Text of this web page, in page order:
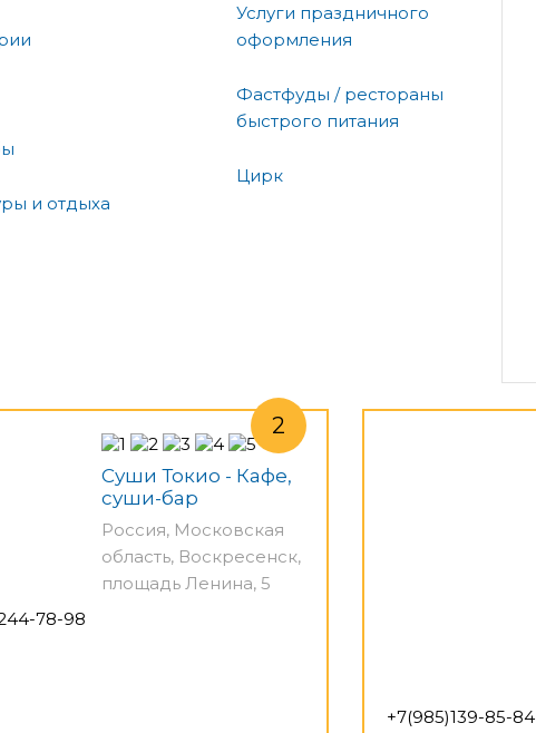
и отдыха
Услуги праздничного
оформления
Фастфуды / рестораны
быстрого питания
Цирк
Суши Токио - Кафе,
суши-бар
Россия, Московская
область, Воскресенск,
площадь Ленина, 5
78-98
+7(985)139-85-84